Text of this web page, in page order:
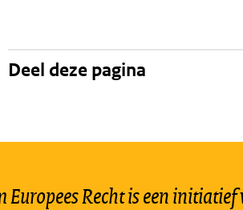
Deel deze pagina
Europees Recht is een initiatief